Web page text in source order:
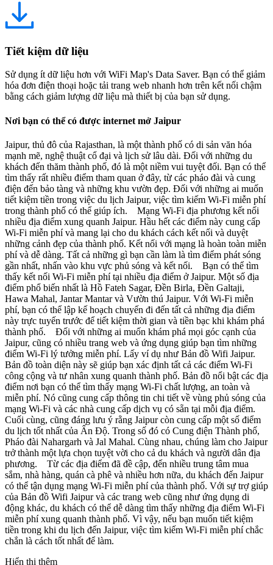
Tiết kiệm dữ liệu
Sử dụng ít dữ liệu hơn với WiFi Map's Data Saver. Bạn có thể giảm
hóa đơn điện thoại hoặc tải trang web nhanh hơn trên kết nối chậm
bằng cách giảm lượng dữ liệu mà thiết bị của bạn sử dụng.
Nơi bạn có thể có được internet mở Jaipur
Jaipur, thủ đô của Rajasthan, là một thành phố có di sản văn hóa
mạnh mẽ, nghệ thuật cổ đại và lịch sử lâu dài. Đối với những du
khách đến thăm thành phố, đó là một niềm vui tuyệt đối. Bạn có thể
tìm thấy rất nhiều điểm tham quan ở đây, từ các pháo đài và cung
điện đến bảo tàng và những khu vườn đẹp. Đối với những ai muốn
tiết kiệm tiền trong việc du lịch Jaipur, việc tìm kiếm Wi-Fi miễn phí
trong thành phố có thể giúp ích. Mạng Wi-Fi địa phương kết nối
nhiều địa điểm xung quanh Jaipur. Hầu hết các điểm này cung cấp
Wi-Fi miễn phí và mang lại cho du khách cách kết nối và duyệt
những cảnh đẹp của thành phố. Kết nối với mạng là hoàn toàn miễn
phí và dễ dàng. Tất cả những gì bạn cần làm là tìm điểm phát sóng
gần nhất, nhấn vào khu vực phủ sóng và kết nối. Bạn có thể tìm
thấy kết nối Wi-Fi miễn phí tại nhiều địa điểm ở Jaipur. Một số địa
điểm phổ biến nhất là Hồ Fateh Sagar, Đền Birla, Đền Galtaji,
Hawa Mahal, Jantar Mantar và Vườn thú Jaipur. Với Wi-Fi miễn
phí, bạn có thể lập kế hoạch chuyến đi đến tất cả những địa điểm
này trực tuyến trước để tiết kiệm thời gian và tiền bạc khi khám phá
thành phố. Đối với những ai muốn khám phá mọi góc cạnh của
Jaipur, cũng có nhiều trang web và ứng dụng giúp bạn tìm những
điểm Wi-Fi lý tưởng miễn phí. Lấy ví dụ như Bản đồ Wifi Jaipur.
Bản đồ toàn diện này sẽ giúp bạn xác định tất cả các điểm Wi-Fi
công cộng và tư nhân xung quanh thành phố. Bản đồ nổi bật các địa
điểm nơi bạn có thể tìm thấy mạng Wi-Fi chất lượng, an toàn và
miễn phí. Nó cũng cung cấp thông tin chi tiết về vùng phủ sóng của
mạng Wi-Fi và các nhà cung cấp dịch vụ có sẵn tại mỗi địa điểm.
Cuối cùng, cũng đáng lưu ý rằng Jaipur còn cung cấp một số điểm
du lịch tốt nhất của Ấn Độ. Trong số đó có Cung điện Thành phố,
Pháo đài Nahargarh và Jal Mahal. Cùng nhau, chúng làm cho Jaipur
trở thành một lựa chọn tuyệt vời cho cả du khách và người dân địa
phương. Từ các địa điểm đã đề cập, đến nhiều trung tâm mua
sắm, nhà hàng, quán cà phê và nhiều hơn nữa, du khách đến Jaipur
có thể tận dụng mạng Wi-Fi miễn phí của thành phố. Với sự trợ giúp
của Bản đồ Wifi Jaipur và các trang web cũng như ứng dụng di
động khác, du khách có thể dễ dàng tìm thấy những địa điểm Wi-Fi
miễn phí xung quanh thành phố. Vì vậy, nếu bạn muốn tiết kiệm
tiền trong khi du lịch đến Jaipur, việc tìm kiếm Wi-Fi miễn phí chắc
chắn là cách tốt nhất để làm.
Hiển thị thêm